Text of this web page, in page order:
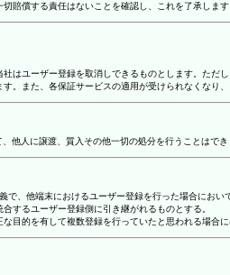
賠償する責任はないことを確認し、これを了承します
ユーザー登録を取消しできるものとします。た
また、各保証サービスの適用が受けられなくな
他人に譲渡、質入その他一切の処分を行うことはでき
、他端末におけるユーザー登録を行った場合にお
するユーザー登録側に引き継がれるものとする。
的を有して複数登録を行っていたと思われる場合に